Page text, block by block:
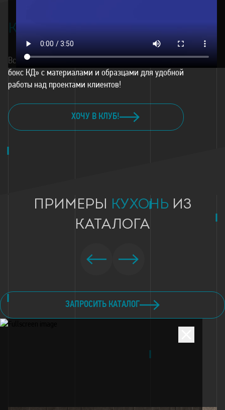
КЛУБДИЗАЙНЕРОВКД
Вступите в клуб дизайнеров и получите «Дизайн-
бокс КД» с материалами и образцами для удобной
работы над проектами клиентов!
ХОЧУ В КЛУБ!
ПРИМЕРЫ КУХОНЬ ИЗ
КАТАЛОГА
ЗАПРОСИТЬ КАТАЛОГ